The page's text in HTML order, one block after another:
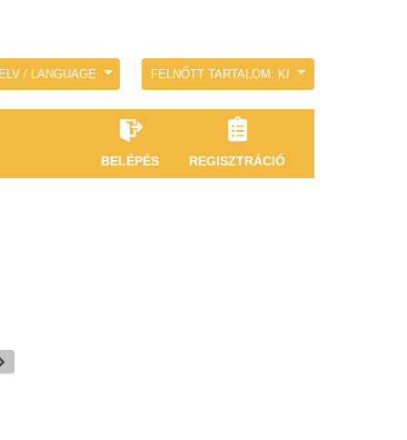
/ LANGUAGE FELNŐTT TARTALOM: KI
BELÉPÉS REGISZTRÁCIÓ